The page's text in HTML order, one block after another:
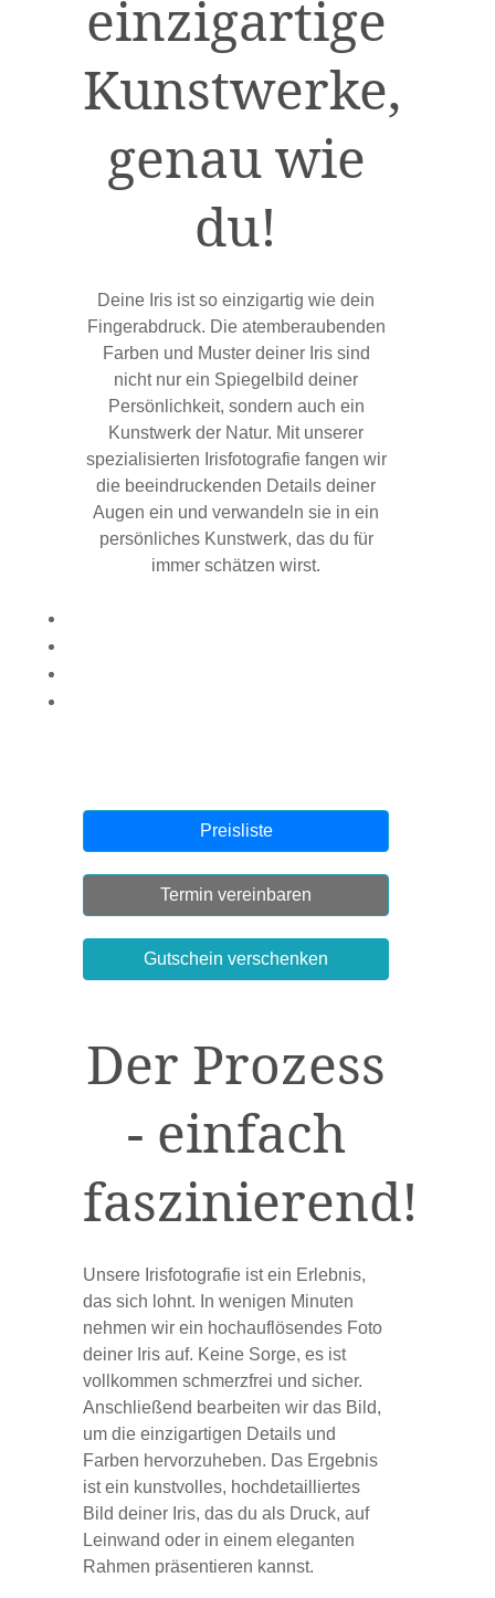
einzigartige
Kunstwerke,
genau wie
du!
Deine Iris ist so einzigartig wie dein
Fingerabdruck. Die atemberaubenden
Farben und Muster deiner Iris sind
nicht nur ein Spiegelbild deiner
Persönlichkeit, sondern auch ein
Kunstwerk der Natur. Mit unserer
spezialisierten Irisfotografie fangen wir
die beeindruckenden Details deiner
Augen ein und verwandeln sie in ein
persönliches Kunstwerk, das du für
immer schätzen wirst.
Preisliste
Termin vereinbaren
Gutschein verschenken
Der Prozess
- einfach
faszinierend!
Unsere Irisfotografie ist ein Erlebnis,
das sich lohnt. In wenigen Minuten
nehmen wir ein hochauflösendes Foto
deiner Iris auf. Keine Sorge, es ist
vollkommen schmerzfrei und sicher.
Anschließend bearbeiten wir das Bild,
um die einzigartigen Details und
Farben hervorzuheben. Das Ergebnis
ist ein kunstvolles, hochdetailliertes
Bild deiner Iris, das du als Druck, auf
Leinwand oder in einem eleganten
Rahmen präsentieren kannst.